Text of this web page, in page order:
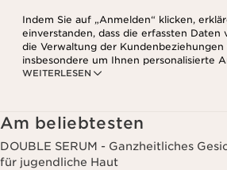
WEITERLESEN
Indem Sie auf „Anmelden“ klicken,
einverstanden, dass die erfassten Daten
die Verwaltung der
insbesondere um Ihnen personalisierte
Produkten und Dienstleistungen
Websites Dritter, sowie für analytische
Am beliebtesten
DOUBLE SERUM - Ganzheitliches
für jugendliche Haut